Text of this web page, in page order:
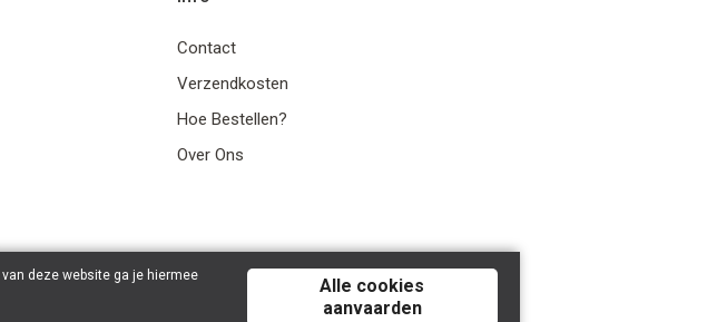
Contact
Verzendkosten
Hoe Bestellen?
Over Ons
deze website ga je hiermee
Alle cookies
aanvaarden